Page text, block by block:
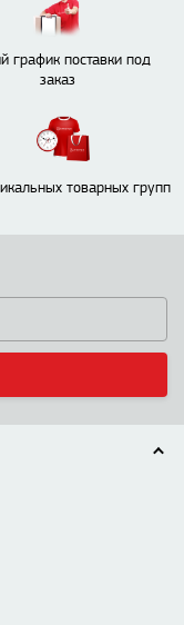
график поставки под
заказ
товарных групп